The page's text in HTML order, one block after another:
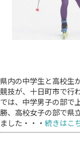
県内の中学生と高校生
競技が、十日町市で行
では、中学男子の部で
勝、高校女子の部で県
ました・・・ 続きはこ